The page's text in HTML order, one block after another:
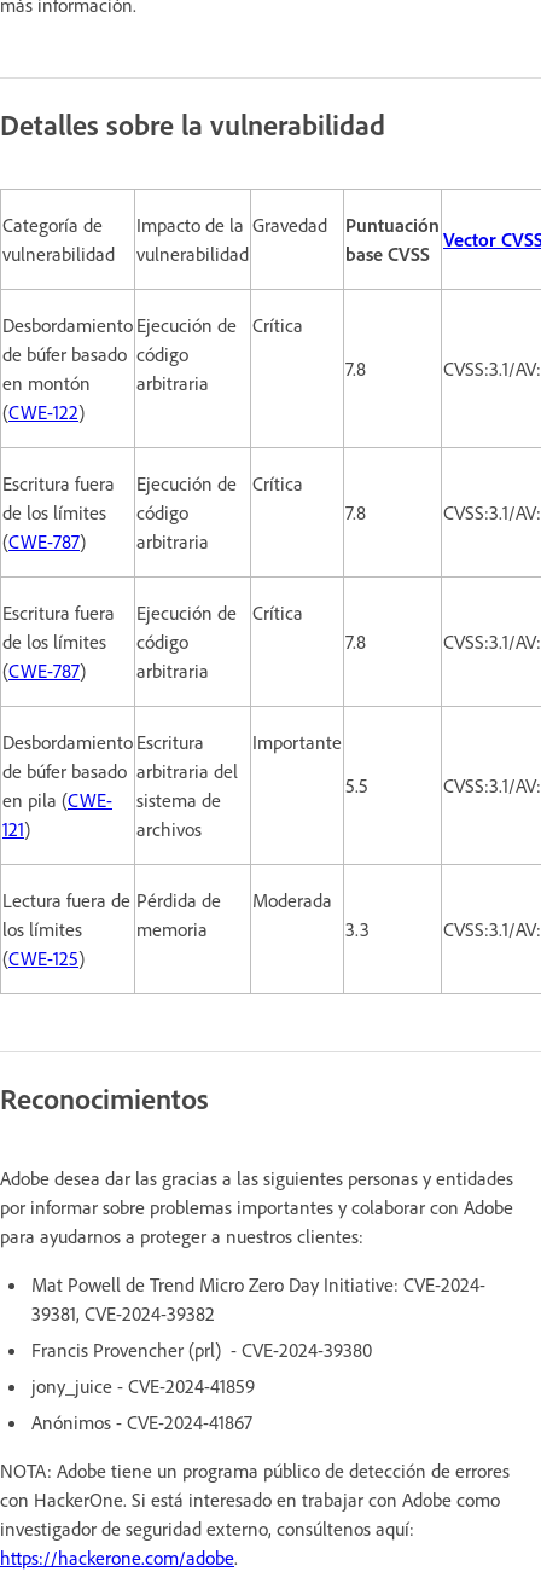
Detalles sobre la vulnerabilidad
Categoría de
vulnerabilidad
Impacto de la
vulnerabilidad
Gravedad
Puntuación
base CVSS
Vector
Desbordamiento
de búfer basado
en montón
(CWE-122)
Ejecución de
código
arbitraria
Crítica
7.8
CVSS:3.1/
Escritura fuera
de los límites
(CWE-787)
Ejecución de
código
arbitraria
Crítica
7.8
CVSS:3.1/
Escritura fuera
de los límites
(CWE-787)
Ejecución de
código
arbitraria
Crítica
7.8
CVSS:3.1/
Desbordamiento
de búfer basado
en pila (CWE-
121)
Escritura
arbitraria del
sistema de
archivos
Importante
5.5
CVSS:3.1/
Lectura fuera de
los límites
(CWE-125)
Pérdida de
memoria
Moderada
3.3
CVSS:3.1/
Reconocimientos
Adobe desea dar las gracias a las siguientes personas y entidades
por informar sobre problemas importantes y colaborar con Adobe
para ayudarnos a proteger a nuestros clientes:
Mat Powell de Trend Micro Zero Day Initiative: CVE-2024-
39381, CVE-2024-39382
Francis Provencher (prl) - CVE-2024-39380
jony_juice - CVE-2024-41859
Anónimos - CVE-2024-41867
NOTA: Adobe tiene un programa público de detección de errores
con HackerOne. Si está interesado en trabajar con Adobe como
investigador de seguridad externo, consúltenos aquí:
https://hackerone.com/adobe.